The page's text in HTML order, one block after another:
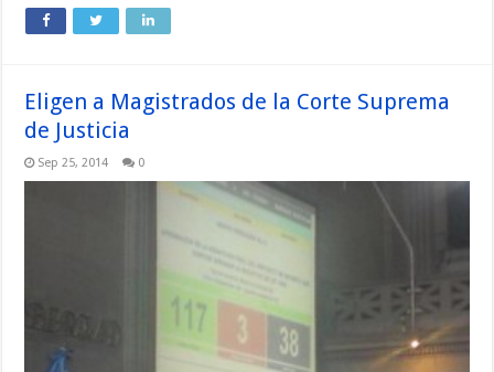
Eligen a Magistrados de la Corte Suprema
de Justicia
Sep 25, 2014 0